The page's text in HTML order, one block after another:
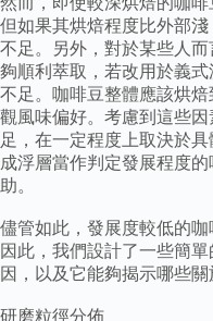
但如果其烘焙程度比外部
不足。另外，對於某些人
夠順利萃取，若改用於義
不足。咖啡豆整體應該烘
觀風味偏好。考慮到這些
足，在一定程度上取決於
成浮層當作判定發展程度
助。
儘管如此，發展度較低的咖
因此，我們設計了一些簡
因，以及它能夠揭示哪些關
研磨粒徑分佈